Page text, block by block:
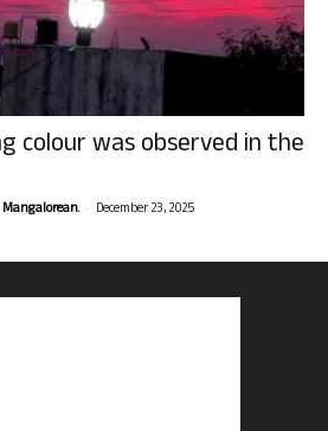
colour was observed in the
- December 23, 2025